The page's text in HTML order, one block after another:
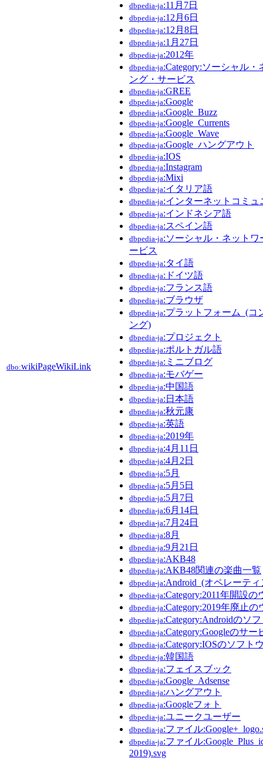
dbo:wikiPageWikiLink
dbpedia-ja:11月7日
dbpedia-ja:12月6日
dbpedia-ja:12月8日
dbpedia-ja:1月27日
dbpedia-ja:2012年
dbpedia-ja:Category:ソーシャル・
ング・サービス
dbpedia-ja:GREE
dbpedia-ja:Google
dbpedia-ja:Google_Buzz
dbpedia-ja:Google_Currents
dbpedia-ja:Google_Wave
dbpedia-ja:Google_ハングアウト
dbpedia-ja:IOS
dbpedia-ja:Instagram
dbpedia-ja:Mixi
dbpedia-ja:イタリア語
dbpedia-ja:インターネットコミュ
dbpedia-ja:インドネシア語
dbpedia-ja:スペイン語
dbpedia-ja:ソーシャル・ネットワ
ービス
dbpedia-ja:タイ語
dbpedia-ja:ドイツ語
dbpedia-ja:フランス語
dbpedia-ja:ブラウザ
dbpedia-ja:プラットフォーム_(コ
ング)
dbpedia-ja:プロジェクト
dbpedia-ja:ポルトガル語
dbpedia-ja:ミニブログ
dbpedia-ja:モバゲー
dbpedia-ja:中国語
dbpedia-ja:日本語
dbpedia-ja:秋元康
dbpedia-ja:英語
dbpedia-ja:2019年
dbpedia-ja:4月11日
dbpedia-ja:4月2日
dbpedia-ja:5月
dbpedia-ja:5月5日
dbpedia-ja:5月7日
dbpedia-ja:6月14日
dbpedia-ja:7月24日
dbpedia-ja:8月
dbpedia-ja:9月21日
dbpedia-ja:AKB48
dbpedia-ja:AKB48関連の楽曲一覧
dbpedia-ja:Android_(オペレーテ
dbpedia-ja:Category:2011年開設
dbpedia-ja:Category:2019年廃止
dbpedia-ja:Category:Androidのソ
dbpedia-ja:Category:Googleのサー
dbpedia-ja:Category:IOSのソフト
dbpedia-ja:韓国語
dbpedia-ja:フェイスブック
dbpedia-ja:Google_Adsense
dbpedia-ja:ハングアウト
dbpedia-ja:Googleフォト
dbpedia-ja:ユニークユーザー
dbpedia-ja:ファイル
dbpedia-ja:ファイル
2019).svg